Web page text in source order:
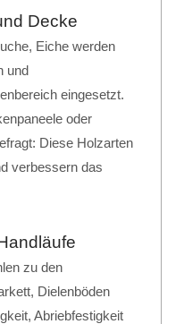
Decke
Eiche werden
und
eingesetzt.
oder
Diese Holzarten
verbessern das
zu den
Dielenböden
Abriebfestigkeit